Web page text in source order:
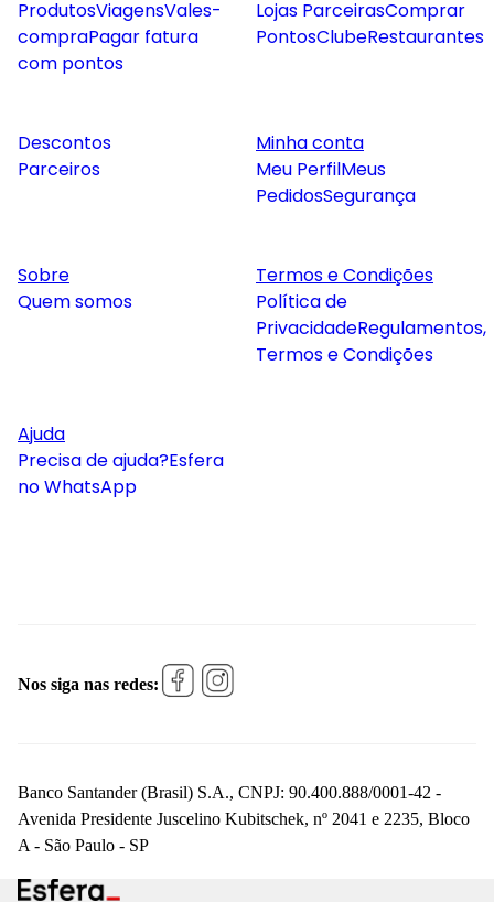
ProdutosViagensVales-
compraPagar fatura
com pontos
Lojas ParceirasComprar
PontosClubeRestaurantes
Descontos
Parceiros
Minha conta
Meu PerfilMeus
PedidosSegurança
Sobre
Quem somos
Termos e Condições
Política de
PrivacidadeRegulamentos,
Termos e Condições
Ajuda
Precisa de ajuda?Esfera
no WhatsApp
Nos siga nas redes:
Banco Santander (Brasil) S.A., CNPJ: 90.400.888/0001-42 -
Avenida Presidente Juscelino Kubitschek, nº 2041 e 2235, Bloco
A - São Paulo - SP